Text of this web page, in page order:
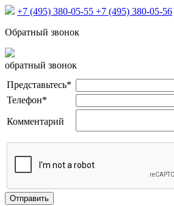
+7 (495) 380-05-55 +7 (495) 380-05-56
Обратный звонок
обратный звонок
Представьтесь*
Телефон*
Комментарий